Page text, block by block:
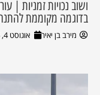
ושוב נכויות זמניות |
בדוגמה מקוממת
מירב בן יאיר אוגוסט 4, 2026